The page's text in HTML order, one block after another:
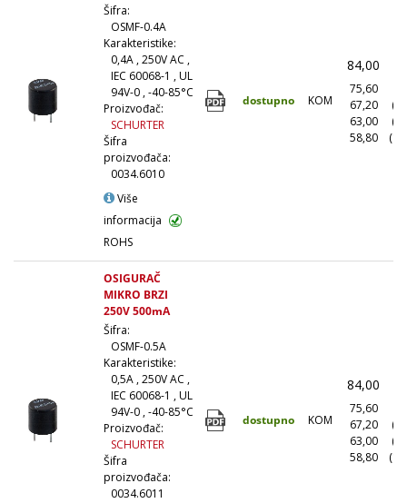
Šifra:
OSMF-0.4A
Karakteristike:
0,4A , 250V AC ,
IEC 60068-1 , UL
94V-0 , -40-85°C
Proizvođač:
SCHURTER
Šifra
proizvođača:
0034.6010
Više
informacija
ROHS
dostupno KOM
84,00
75,60
67,20
63,00
58,80
OSIGURAČ
MIKRO BRZI
250V 500mA
Šifra:
OSMF-0.5A
Karakteristike:
0,5A , 250V AC ,
IEC 60068-1 , UL
94V-0 , -40-85°C
Proizvođač:
SCHURTER
Šifra
proizvođača:
0034.6011
dostupno KOM
84,00
75,60
67,20
63,00
58,80